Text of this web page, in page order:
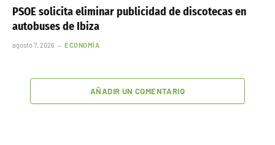
PSOE solicita eliminar publicidad de discotecas en
autobuses de Ibiza
agosto 7, 2026 ECONOMÍA
AÑADIR UN COMENTARIO